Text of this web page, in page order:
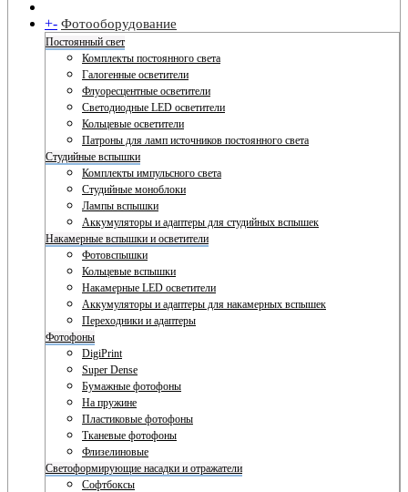
+- Фотооборудование
Постоянный свет
Комплекты постоянного света
Галогенные осветители
Флуоресцентные осветители
Светодиодные LED осветители
Кольцевые осветители
Патроны для ламп источников постоянного света
Студийные вспышки
Комплекты импульсного света
Студийные моноблоки
Лампы вспышки
Аккумуляторы и адаптеры для студийных вспышек
Накамерные вспышки и осветители
Фотовспышки
Кольцевые вспышки
Накамерные LED осветители
Аккумуляторы и адаптеры для накамерных вспышек
Переходники и адаптеры
Фотофоны
DigiPrint
Super Dense
Бумажные фотофоны
На пружине
Пластиковые фотофоны
Тканевые фотофоны
Флизелиновые
Светоформирующие насадки и отражатели
Софтбоксы